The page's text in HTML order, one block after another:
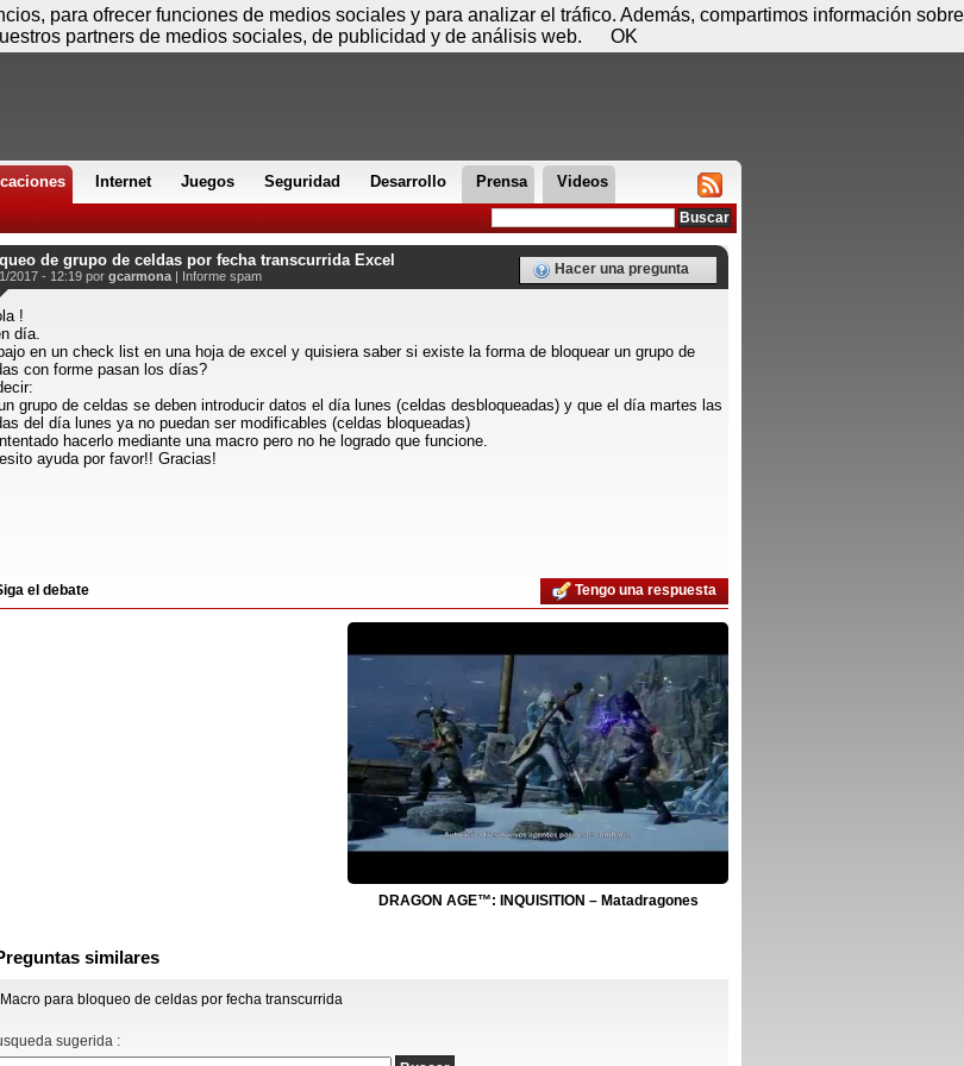
Internet Juegos Seguridad Desarrollo Prensa Videos
de grupo de celdas por fecha transcurrida Excel
2017 - 12:19 por gcarmona | Informe spam Hacer una pregunta
!
día.
en un check list en una hoja de excel y quisiera saber si existe la forma de bloquear un grupo de
con forme pasan los días?
grupo de celdas se deben introducir datos el día lunes (celdas desbloqueadas) y que el día martes las
del día lunes ya no puedan ser modificables (celdas bloqueadas)
hacerlo mediante una macro pero no he logrado que funcione.
ayuda por favor!! Gracias!
el debate Tengo una respuesta
DRAGON AGE™: INQUISITION – Matadragones
similares
Macro para bloqueo de celdas por fecha transcurrida
sugerida :
Viernes 07 de agosto - 18:46 Registrar Conectar
para ofrecer funciones de medios sociales y para analizar el tráfico. Además, compartimos información sobre
partners de medios sociales, de publicidad y de análisis web.
OK